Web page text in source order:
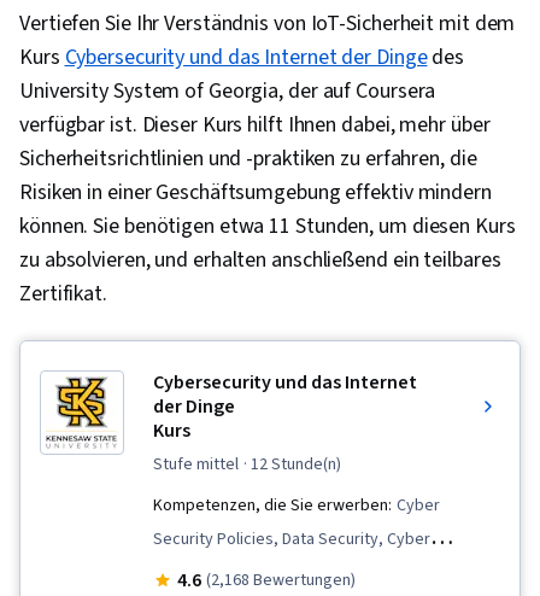
Vertiefen Sie Ihr Verständnis von IoT-Sicherheit mit dem
KursCybersecurity und das Internet der Dingedes
University System of Georgia, der auf Coursera
verfügbar ist. Dieser Kurs hilft Ihnen dabei, mehr über
Sicherheitsrichtlinien und -praktiken zu erfahren, die
Risiken in einer Geschäftsumgebung effektiv mindern
können. Sie benötigen etwa 11 Stunden, um diesen Kurs
zu absolvieren, und erhalten anschließend ein teilbares
Zertifikat.
Cybersecurity und das Internet
der Dinge
Kurs
stufe mittel · 12 Stunde(n)
Kompetenzen, die Sie erwerben: Cyber
Security Policies, Data Security, Cyber
Engineering, Cyber Attacks, Cyber Security
4.6 (2,168 Bewertungen)